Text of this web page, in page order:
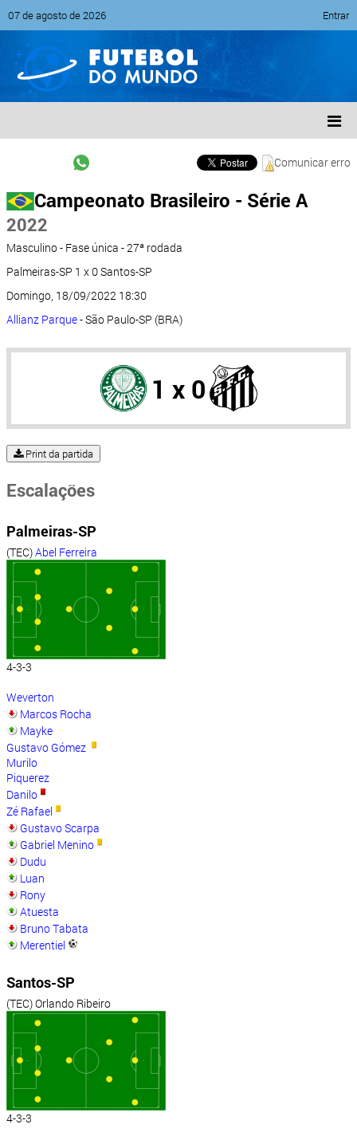
07 de agosto de 2026 Entrar
Comunicar erro
Campeonato Brasileiro - Série A
2022
Masculino - Fase única - 27ª rodada
Palmeiras-SP 1 x 0 Santos-SP
Domingo, 18/09/2022 18:30
Allianz Parque- São Paulo-SP (BRA)
1 x 0
Print da partida
Escalações
Palmeiras-SP
(TEC)Abel Ferreira
4-3-3
Weverton
Marcos Rocha
Mayke
Gustavo Gómez
Murilo
Piquerez
Danilo
Zé Rafael
Gustavo Scarpa
Gabriel Menino
Dudu
Luan
Rony
Atuesta
Bruno Tabata
Merentiel
Santos-SP
(TEC) Orlando Ribeiro
4-3-3